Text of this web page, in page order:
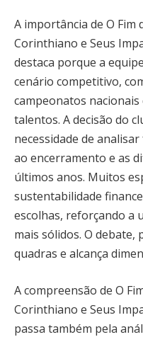
A importância de O Fim
Corinthiano e Seus
destaca porque a
cenário competitivo,
campeonatos
talentos. A decisão do
necessidade de
ao encerramento e as
últimos anos. Muitos
sustentabilidade
escolhas, reforçando a
mais sólidos. O
quadras e alcança
A compreensão de O
Corinthiano e Seus
passa também pela